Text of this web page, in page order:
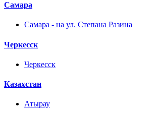
Самара
Самара - на ул. Степана Разина
Черкесск
Черкесск
Казахстан
Атырау